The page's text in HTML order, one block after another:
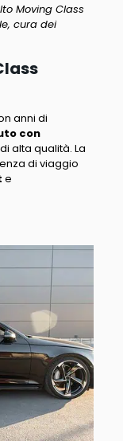
Moving Class
cura dei
anni di
con
alta qualità. La
di viaggio
e